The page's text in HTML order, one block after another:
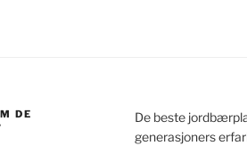
DE
De beste
generasjoners